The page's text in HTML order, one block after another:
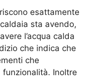
esattamente
sta avendo,
l’acqua calda
che indica che
che
Inoltre